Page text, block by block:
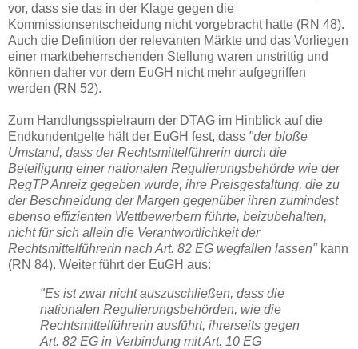
vor, dass sie das in der Klage gegen die
Kommissionsentscheidung nicht vorgebracht hatte (RN 48).
Auch die Definition der relevanten Märkte und das Vorliegen
einer marktbeherrschenden Stellung waren unstrittig und
können daher vor dem EuGH nicht mehr aufgegriffen
werden (RN 52).
Zum Handlungsspielraum der DTAG im Hinblick auf die
Endkundentgelte hält der EuGH fest, dass "der bloße
Umstand, dass der Rechtsmittelführerin durch die
Beteiligung einer nationalen Regulierungsbehörde wie der
RegTP Anreiz gegeben wurde, ihre Preisgestaltung, die zu
der Beschneidung der Margen gegenüber ihren zumindest
ebenso effizienten Wettbewerbern führte, beizubehalten,
nicht für sich allein die Verantwortlichkeit der
Rechtsmittelführerin nach Art. 82 EG wegfallen lassen" kann
(RN 84). Weiter führt der EuGH aus:
"Es ist zwar nicht auszuschließen, dass die
nationalen Regulierungsbehörden, wie die
Rechtsmittelführerin ausführt, ihrerseits gegen
Art. 82 EG in Verbindung mit Art. 10 EG